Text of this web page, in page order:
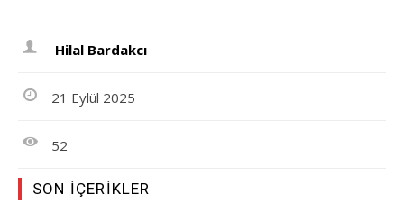
Hilal Bardakcı
21 Eylül 2025
52
SON İÇERIKLER